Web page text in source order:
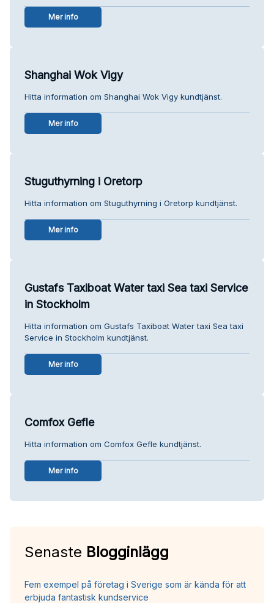
Mer info
Shanghai Wok Vigy
Hitta information om Shanghai Wok Vigy kundtjänst.
Mer info
Stuguthyrning i Oretorp
Hitta information om Stuguthyrning i Oretorp kundtjänst.
Mer info
Gustafs Taxiboat Water taxi Sea taxi Service
in Stockholm
Hitta information om Gustafs Taxiboat Water taxi Sea taxi
Service in Stockholm kundtjänst.
Mer info
Comfox Gefle
Hitta information om Comfox Gefle kundtjänst.
Mer info
Senaste Blogginlägg
Fem exempel på företag i Sverige som är kända för att
erbjuda fantastisk kundservice